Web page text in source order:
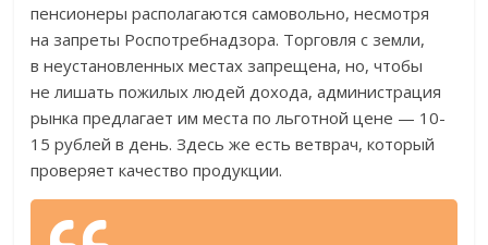
пенсионеры располагаются самовольно, несмотря
на запреты Роспотребнадзора. Торговля с земли,
в неустановленных местах запрещена, но, чтобы
не лишать пожилых людей дохода, администрация
рынка предлагает им места по льготной цене — 10-
15 рублей в день. Здесь же есть ветврач, который
проверяет качество продукции.